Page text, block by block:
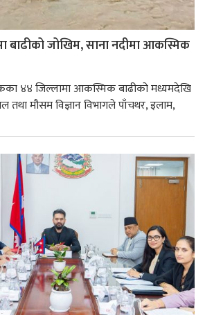
जोखिम, साना नदीमा आकस्मिक
४४ जिल्लामा आकस्मिक बाढीको मध्यमदेखि
मौसम विज्ञान विभागले पाँचथर, इलाम,